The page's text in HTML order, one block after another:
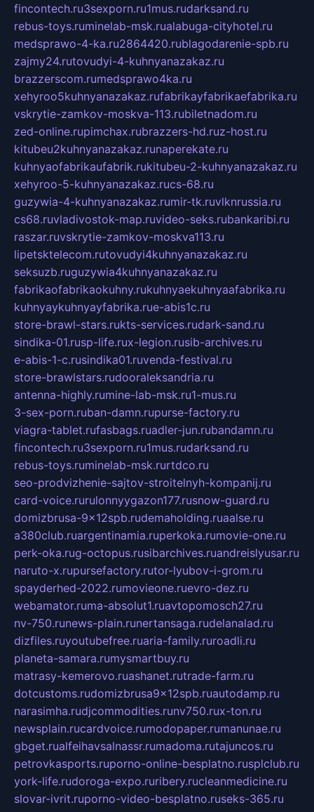
fincontech.ru3sexporn.ru1mus.rudarksand.ru
rebus-toys.ruminelab-msk.rualabuga-cityhotel.ru
medsprawo-4-ka.ru2864420.rublagodarenie-spb.ru
zajmy24.rutovudyi-4-kuhnyanazakaz.ru
brazzerscom.rumedsprawo4ka.ru
xehyroo5kuhnyanazakaz.rufabrikayfabrikaefabrika.ru
vskrytie-zamkov-moskva-113.rubiletnadom.ru
zed-online.rupimchax.rubrazzers-hd.ruz-host.ru
kitubeu2kuhnyanazakaz.runaperekate.ru
kuhnyaofabrikaufabrik.rukitubeu-2-kuhnyanazakaz.ru
xehyroo-5-kuhnyanazakaz.rucs-68.ru
guzywia-4-kuhnyanazakaz.rumir-tk.ruvlknrussia.ru
cs68.ruvladivostok-map.ruvideo-seks.rubankaribi.ru
raszar.ruvskrytie-zamkov-moskva113.ru
lipetsktelecom.rutovudyi4kuhnyanazakaz.ru
seksuzb.ruguzywia4kuhnyanazakaz.ru
fabrikaofabrikaokuhny.rukuhnyaekuhnyaafabrika.ru
kuhnyaykuhnyayfabrika.rue-abis1c.ru
store-brawl-stars.rukts-services.rudark-sand.ru
sindika-01.rusp-life.rux-legion.rusib-archives.ru
e-abis-1-c.rusindika01.ruvenda-festival.ru
store-brawlstars.rudooraleksandria.ru
antenna-highly.rumine-lab-msk.ru1-mus.ru
3-sex-porn.ruban-damn.rupurse-factory.ru
viagra-tablet.rufasbags.ruadler-jun.rubandamn.ru
fincontech.ru3sexporn.ru1mus.rudarksand.ru
rebus-toys.ruminelab-msk.rurtdco.ru
seo-prodvizhenie-sajtov-stroitelnyh-kompanij.ru
card-voice.rurulonnyygazon177.rusnow-guard.ru
domizbrusa-9x12spb.rudemaholding.ruaalse.ru
a380club.ruargentinamia.ruperkoka.rumovie-one.ru
perk-oka.rug-octopus.rusibarchives.ruandreislyusar.ru
naruto-x.rupursefactory.rutor-lyubov-i-grom.ru
spayderhed-2022.rumovieone.ruevro-dez.ru
webamator.ruma-absolut1.ruavtopomosch27.ru
nv-750.runews-plain.runertansaga.rudelanalad.ru
dizfiles.ruyoutubefree.ruaria-family.ruroadli.ru
planeta-samara.rumysmartbuy.ru
matrasy-kemerovo.ruashanet.rutrade-farm.ru
dotcustoms.rudomizbrusa9x12spb.ruautodamp.ru
narasimha.rudjcommodities.runv750.rux-ton.ru
newsplain.rucardvoice.rumodopaper.rumanunae.ru
gbget.rualfeihavsalnassr.rumadoma.rutajuncos.ru
petrovkasports.ruporno-online-besplatno.rusplclub.ru
york-life.rudoroga-expo.ruribery.rucleanmedicine.ru
slovar-ivrit.ruporno-video-besplatno.ruseks-365.ru